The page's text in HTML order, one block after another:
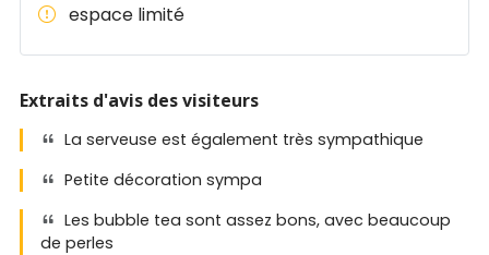
espace limité
Extraits d'avis des visiteurs
La serveuse est également très sympathique
Petite décoration sympa
Les bubble tea sont assez bons, avec beaucoup
de perles